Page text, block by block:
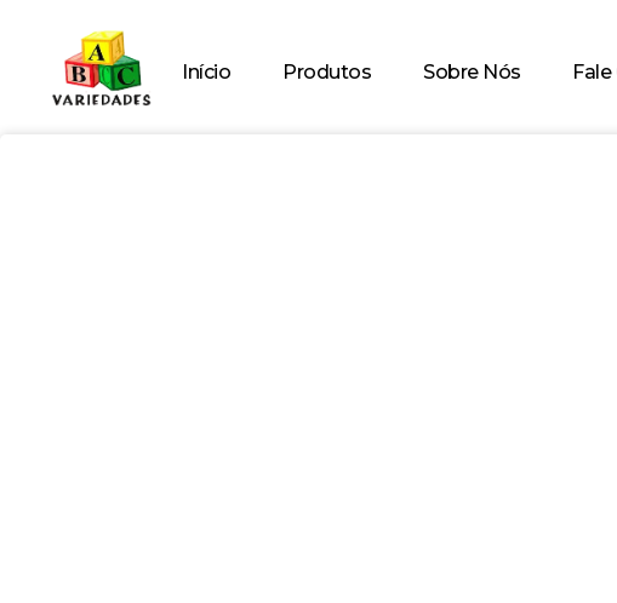
Início Produtos Sobre Nós